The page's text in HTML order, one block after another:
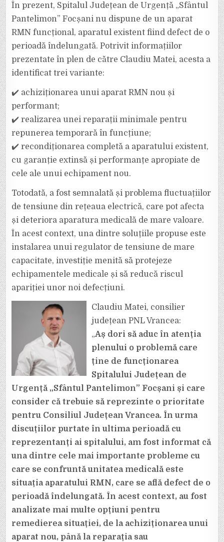
În prezent, Spitalul Județean de Urgență „Sfântul
Pantelimon” Focșani nu dispune de un aparat
RMN funcțional, aparatul existent fiind defect de o
perioadă îndelungată. Potrivit informațiilor
prezentate în plen de către Claudiu Matei, acesta a
identificat trei variante:
✔️ achiziționarea unui aparat RMN nou și
performant;
✔️ realizarea unei reparații minimale pentru
repunerea temporară în funcțiune;
✔️ recondiționarea completă a aparatului existent,
cu garanție extinsă și performanțe apropiate de
cele ale unui echipament nou.
Totodată, a fost semnalată și problema fluctuațiilor
de tensiune din rețeaua electrică, care pot afecta
și deteriora aparatura medicală de mare valoare.
În acest context, una dintre soluțiile propuse este
instalarea unui regulator de tensiune de mare
capacitate, investiție menită să protejeze
echipamentele medicale și să reducă riscul
apariției unor noi defecțiuni.
Claudiu Matei, consilier
județean PNL Vrancea:
„Aș dori să aduc în atenția
plenului o problemă care
ține de funcționarea
Spitalului Județean de
Urgență „Sfântul Pantelimon” Focșani și care
consider că trebuie să reprezinte o prioritate
pentru Consiliul Județean Vrancea. În urma
discuțiilor purtate în ultima perioadă cu
reprezentanți ai spitalului, am fost informat că
una dintre cele mai importante probleme cu
care se confruntă unitatea medicală este
situația aparatului RMN, care se află defect de o
perioadă îndelungată. În acest context, au fost
analizate mai multe opțiuni pentru
remedierea situației, de la achiziționarea unui
aparat nou, până la reparația sau